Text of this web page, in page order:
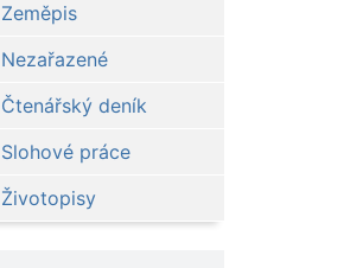
Zeměpis
Nezařazené
Čtenářský deník
Slohové práce
Životopisy